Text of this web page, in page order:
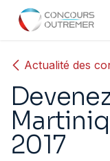
Se rendre au
Actualité des
2017